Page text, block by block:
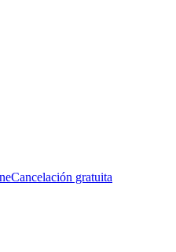
Cancelación gratuita